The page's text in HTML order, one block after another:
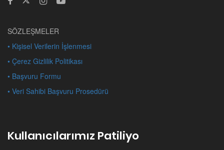
SÖZLEŞMELER
• Kişisel Verilerin İşlenmesi
• Çerez Gizlilik Politikası
• Başvuru Formu
• Veri Sahibi Başvuru Prosedürü
Kullanıcılarımız Patiliyo